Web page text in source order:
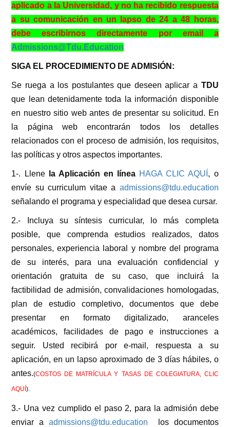
aplicado a la Universidad, y no ha recibido respuesta
a su comunicación en un lapso de 24 a 48 horas,
debe escribirnos directamente por email a
Admissions@Tdu.Education
SIGA EL PROCEDIMIENTO DE ADMISIÓN:
Se ruega a los postulantes que deseen aplicar a TDU
que lean detenidamente toda la información disponible
en nuestro sitio web antes de presentar su solicitud. En
la página web encontrarán todos los detalles
relacionados con el proceso de admisión, los requisitos,
las políticas y otros aspectos importantes.
1-. Llene la Aplicación en línea HAGA CLIC AQUÍ , o
envíe su curriculum vitae a admissions@tdu.education
señalando el programa y especialidad que desea cursar.
2.- Incluya su síntesis curricular, lo más completa
posible, que comprenda estudios realizados, datos
personales, experiencia laboral y nombre del programa
de su interés, para una evaluación confidencial y
orientación gratuita de su caso, que incluirá la
factibilidad de admisión, convalidaciones homologadas,
plan de estudio completivo, documentos que debe
presentar en formato digitalizado, aranceles
académicos, facilidades de pago e instrucciones a
seguir. Usted recibirá por e-mail, respuesta a su
aplicación, en un lapso aproximado de 3 días hábiles, o
antes.(COSTOS DE MATRÍCULA Y TASAS DE COLEGIATURA, CLIC
AQUÍ).
3.- Una vez cumplido el paso 2, para la admisión debe
enviar aadmissions@tdu.education los documentos